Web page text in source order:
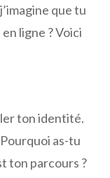
que tu
ligne ? Voici
ton identité.
as-tu
ton parcours ?